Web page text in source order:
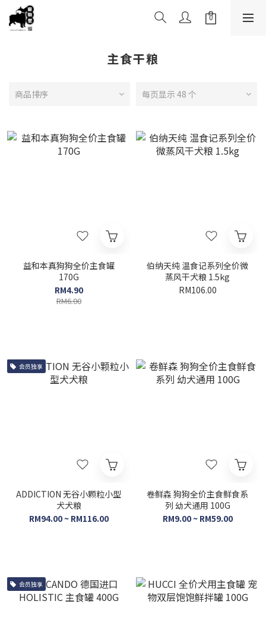
主食干粮
商品排序 每页显示 48 个
益和本真狗狗全价主食罐
170G
RM4.90
RM6.00
伯纳天纯 温食记系列全价微
蒸风干犬粮 1.5kg
RM106.00
会员独享
ADDICTION 无谷小颗粒小型
犬犬粮
RM94.00 ~ RM116.00
卷鲜森 狗狗全价主食鲜食系
列 幼犬通用 100G
RM9.00 ~ RM59.00
会员独享